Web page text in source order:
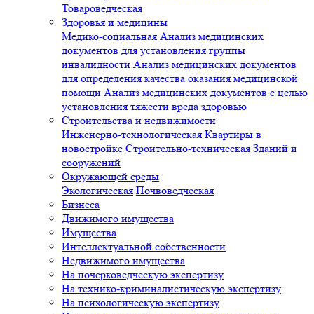
Товароведческая
Здоровья и медицины
Медико-социальная Анализ медицинских
документов для установления группы
инвалидности Анализ медицинских документов
для определения качества оказания медицинской
помощи Анализ медицинских документов с целью
установления тяжести вреда здоровью
Строительства и недвижимости
Инженерно-технологическая Квартиры в
новостройке Строительно-техническая Зданий и
сооружений
Окружающей среды
Экологическая Почвоведческая
Бизнеса
Движимого имущества
Имущества
Интеллектуальной собственности
Недвижимого имущества
На почерковедческую экспертизу
На технико-криминалистическую экспертизу
На психологическую экспертизу